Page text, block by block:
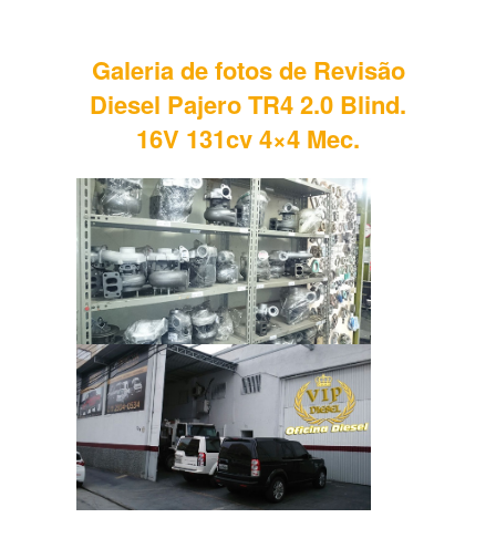
Galeria de fotos de Revisão
Diesel Pajero TR4 2.0 Blind.
16V 131cv 4×4 Mec.